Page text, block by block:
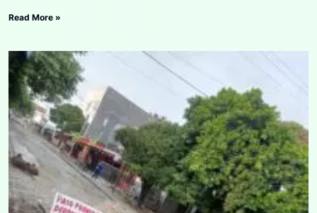
Read More »